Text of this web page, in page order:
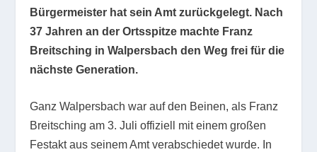
Bürgermeister hat sein Amt zurückgelegt. Nach
37 Jahren an der Ortsspitze machte Franz
Breitsching in Walpersbach den Weg frei für die
nächste Generation.
Ganz Walpersbach war auf den Beinen, als Franz
Breitsching am 3. Juli offiziell mit einem großen
Festakt aus seinem Amt verabschiedet wurde. In